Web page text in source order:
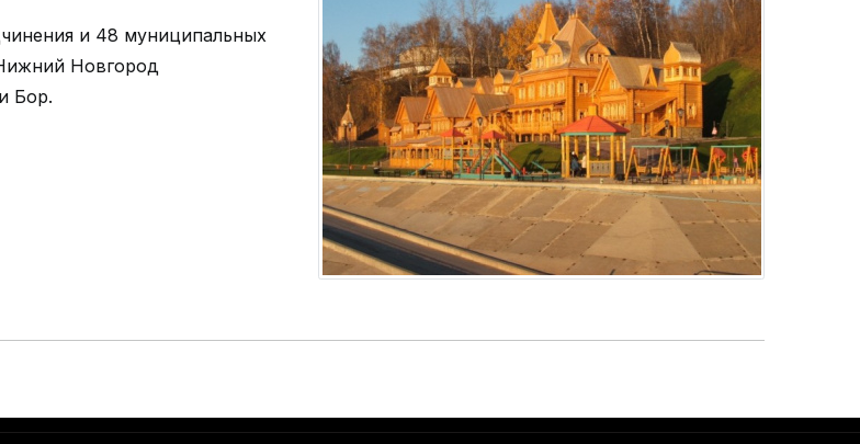
и 48 муниципальных
Новгород
Бор.